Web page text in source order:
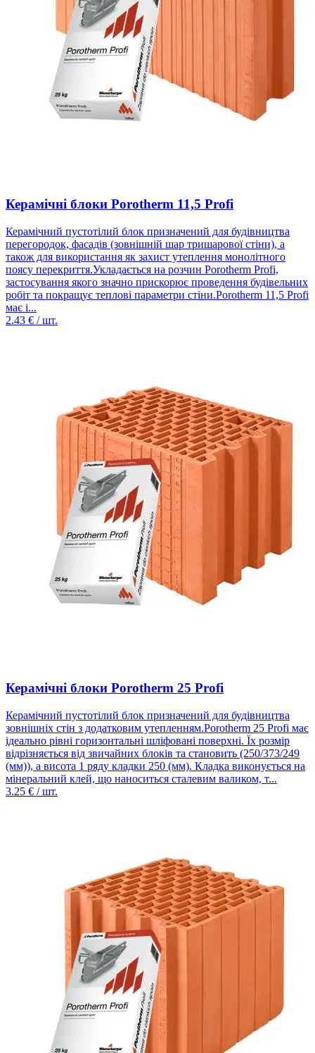
Керамічні блоки Porotherm 11,5 Profi
Керамічний пустотілий блок призначений для будівництва
перегородок, фасадів (зовнішній шар тришарової стіни), а
також для використання як захист утеплення монолітного
поясу перекриття.Укладається на розчин Porotherm Profi,
застосування якого значно прискорює проведення будівельних
робіт та покращує теплові параметри стіни.Porotherm 11,5 Profi
має і...
2.43 € / шт.
Керамічні блоки Porotherm 25 Profi
Керамічний пустотілий блок призначений для будівництва
зовнішніх стін з додатковим утепленням.Porotherm 25 Profi має
ідеально рівні горизонтальні шліфовані поверхні. Їх розмір
відрізняється від звичайних блоків та становить (250/373/249
(мм)), а висота 1 ряду кладки 250 (мм). Кладка виконується на
мінеральний клей, що наноситься сталевим валиком, т...
3.25 € / шт.